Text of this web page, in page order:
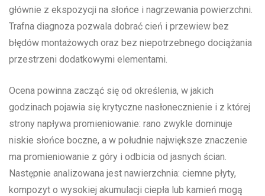
głównie z ekspozycji na słońce i nagrzewania powierzchni.
Trafna diagnoza pozwala dobrać cień i przewiew bez
błędów montażowych oraz bez niepotrzebnego dociążania
przestrzeni dodatkowymi elementami.
Ocena powinna zacząć się od określenia, w jakich
godzinach pojawia się krytyczne nasłonecznienie i z której
strony napływa promieniowanie: rano zwykle dominuje
niskie słońce boczne, a w południe największe znaczenie
ma promieniowanie z góry i odbicia od jasnych ścian.
Następnie analizowana jest nawierzchnia: ciemne płyty,
kompozyt o wysokiej akumulacji ciepła lub kamień mogą